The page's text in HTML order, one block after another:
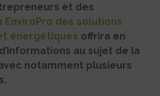
et des
EnviroPro des solutions
énergétiques offrira en
au sujet de la
notamment plusieurs